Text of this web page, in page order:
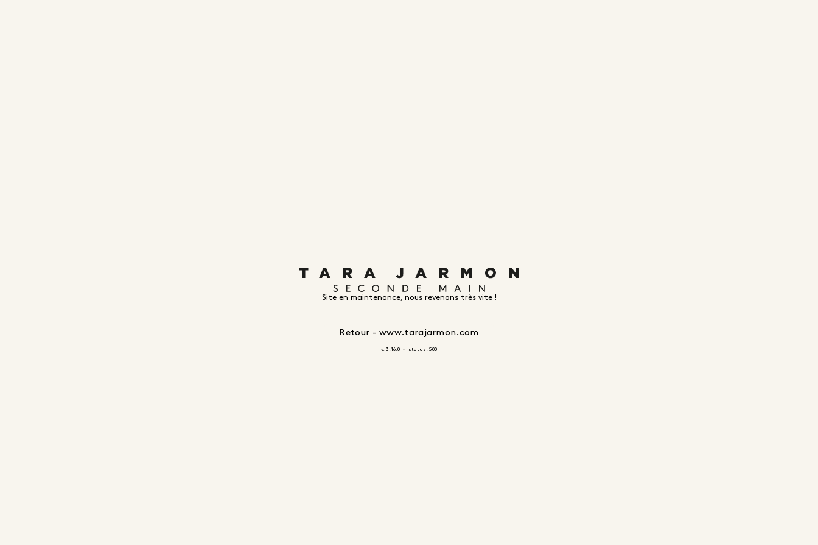
Site en maintenance, nous revenons très vite !
Retour - www.tarajarmon.com
v. 3.16.0 - status: 500